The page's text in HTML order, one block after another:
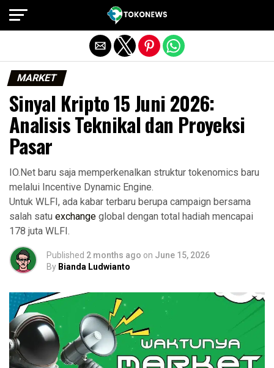
MARKET
Sinyal Kripto 15 Juni 2026:
Analisis Teknikal dan Proyeksi
Pasar
IO.Net baru saja memperkenalkan struktur tokenomics baru
melalui Incentive Dynamic Engine.
Untuk WLFI, ada kabar terbaru berupa campaign bersama
salah satu exchange global dengan total hadiah mencapai
178 juta WLFI.
Published 2 months ago on June 15, 2026
By Bianda Ludwianto
Exit mobile version